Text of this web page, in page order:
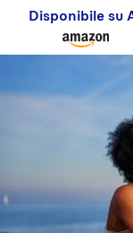
Disponibile su